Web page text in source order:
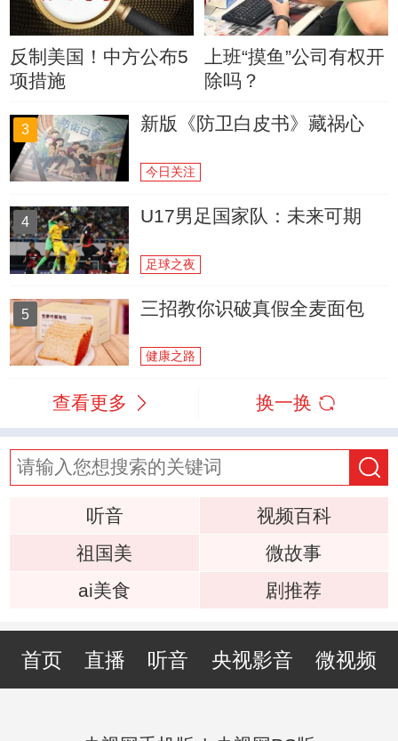
反制美国！中方公布5
项措施
上班“摸鱼”公司有权开
除吗？
3 新版《防卫白皮书》藏祸心
今日关注
4 U17男足国家队：未来可期
足球之夜
5 三招教你识破真假全麦面包
健康之路
查看更多 换一换
听音
视频百科
祖国美
微故事
ai美食
剧推荐
首页 直播 听音 央视影音 微视频